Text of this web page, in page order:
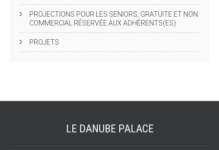
PROJECTIONS POUR LES SENIORS, GRATUITE ET NON
COMMERCIAL RÉSERVÉE AUX ADHÉRENTS(ES)
PROJETS
LE DANUBE PALACE